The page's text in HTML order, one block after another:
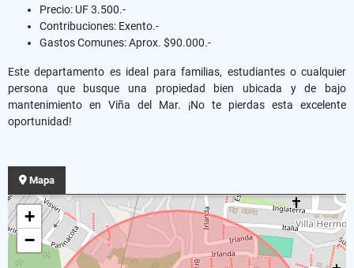
Precio: UF 3.500.-
Contribuciones: Exento.-
Gastos Comunes: Aprox. $90.000.-
Este departamento es ideal para familias, estudiantes o cualquier
persona que busque una propiedad bien ubicada y de bajo
mantenimiento en Viña del Mar. ¡No te pierdas esta excelente
oportunidad!
Mapa
+
−